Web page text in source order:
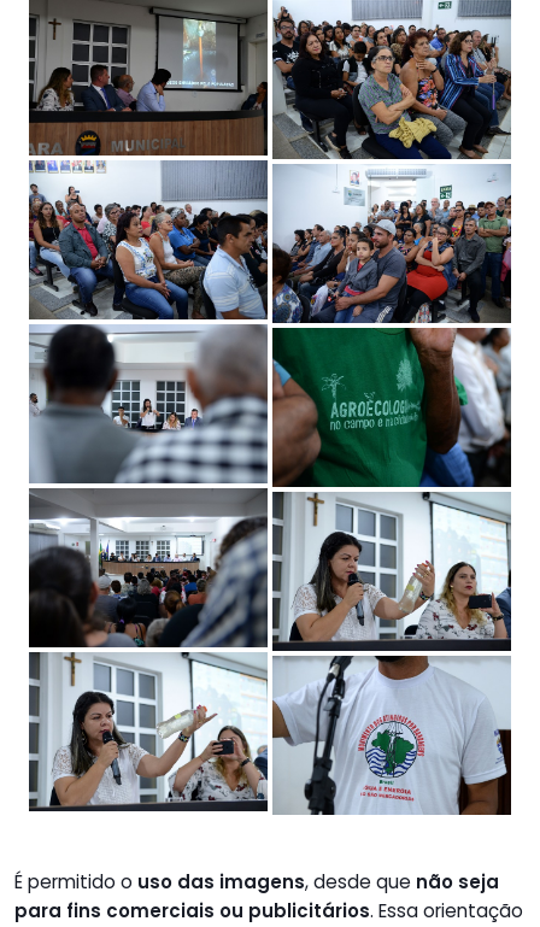
É permitido o uso das imagens, desde que não seja
para fins comerciais ou publicitários. Essa orientação